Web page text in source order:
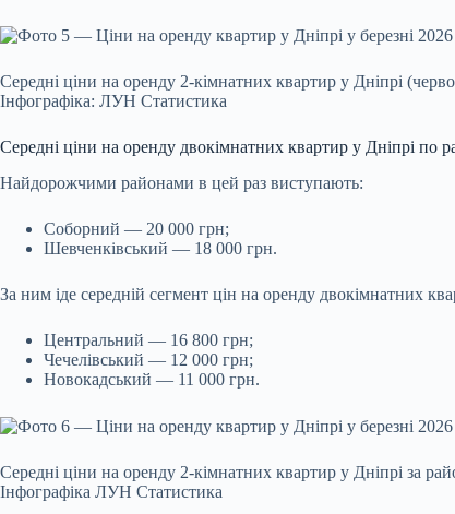
Середні ціни на оренду 2-кімнатних квартир у Дніпрі
Інфографіка: ЛУН Статистика
Середні ціни на оренду двокімнатних квартир у Дніпрі по
Найдорожчими районами в цей раз виступають:
Соборний — 20 000 грн;
Шевченківський — 18 000 грн.
За ним іде середній сегмент цін на оренду двокімнатних
Центральний — 16 800 грн;
Чечелівський — 12 000 грн;
Новокадський — 11 000 грн.
Середні ціни на оренду 2-кімнатних квартир у Дніпрі за
Інфографіка ЛУН Статистика